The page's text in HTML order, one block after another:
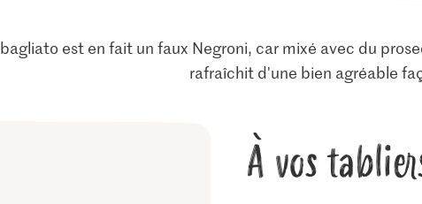
est en fait un faux Negroni, car mixé avec du
rafraîchit d'une bien agréable
À vos